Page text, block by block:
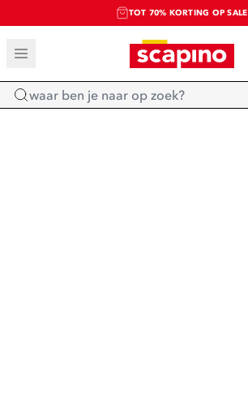
TOT 70% KORTING OP SALE
SALE: LAATSTE KANS!
SHOP NIEUW
Home